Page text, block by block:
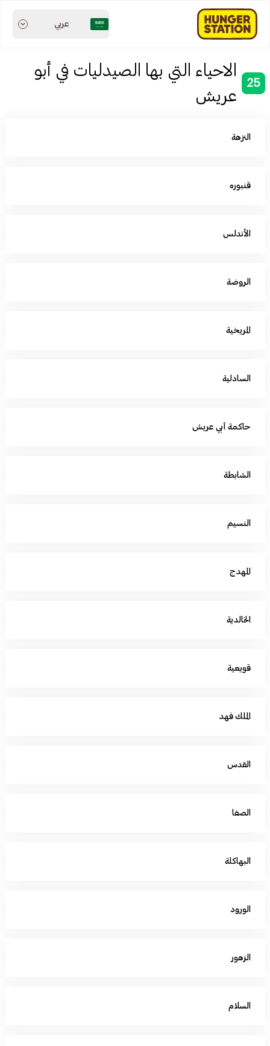
عربي
25
الاحياء التي بها الصيدليات في أبو
عريش
النزهة
قنبوره
الأندلس
الروضة
المريخية
السادلية
حاكمة أبي عريش
الشابطة
النسيم
المهدج
الخالدية
قويعية
الملك فهد
القدس
الصفا
البهاكلة
الورود
الزهور
السلام